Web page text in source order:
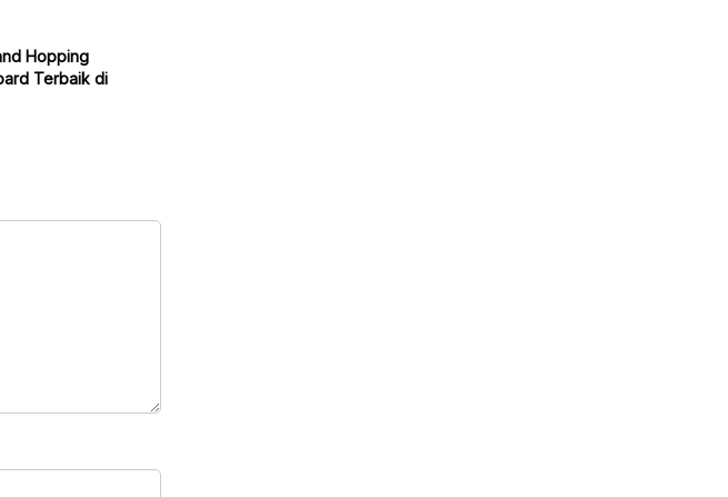
Hopping
Terbaik di